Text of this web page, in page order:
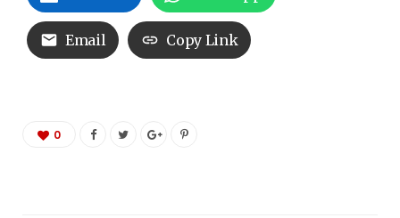
Email Copy Link
0